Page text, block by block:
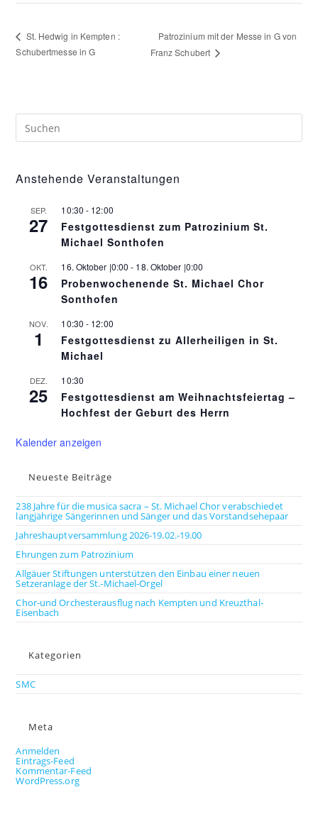
St. Hedwig in Kempten :
Schubertmesse in G
Patrozinium mit der Messe in G von
Franz Schubert
Anstehende Veranstaltungen
SEP.
27
10:30 - 12:00
Festgottesdienst zum Patrozinium St.
Michael Sonthofen
OKT.
16
16. Oktober |0:00 - 18. Oktober |0:00
Probenwochenende St. Michael Chor
Sonthofen
NOV.
1
10:30 - 12:00
Festgottesdienst zu Allerheiligen in St.
Michael
DEZ.
25
10:30
Festgottesdienst am Weihnachtsfeiertag –
Hochfest der Geburt des Herrn
Kalender anzeigen
Neueste Beiträge
238 Jahre für die musica sacra – St. Michael Chor verabschiedet
langjährige Sängerinnen und Sänger und das Vorstandsehepaar
Jahreshauptversammlung 2026-19.02.-19.00
Ehrungen zum Patrozinium
Allgäuer Stiftungen unterstützen den Einbau einer neuen
Setzeranlage der St.-Michael-Orgel
Chor-und Orchesterausflug nach Kempten und Kreuzthal-
Eisenbach
Kategorien
SMC
Meta
Anmelden
Eintrags-Feed
Kommentar-Feed
WordPress.org